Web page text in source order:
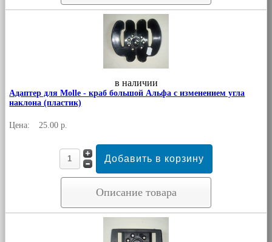
в наличии
Адаптер для Molle - краб большой Альфа с изменением угла
наклона (пластик)
Цена: 25.00 р.
Описание товара